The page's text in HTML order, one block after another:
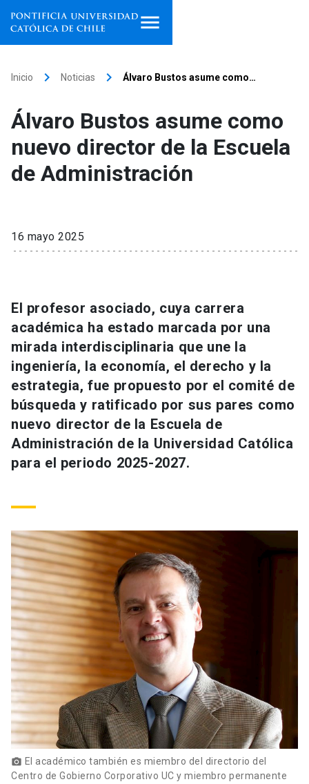
Facultades, escuelas e
institutos
Investigación
Extensión
Universidad
Información para keyboard_arrow_down
Futuros estudiantes
Estudiantes
Académicos
Padres y familia
Vecinos launch
Go to english site launch
ACCESOS DIRECTOS
Admisión launch
Correo UC
Mi Portal UC launch
Medios Biblioteca launch
Donaciones launch
Inicio keyboard_arrow_right Noticias keyboard_arrow_right Álvaro Bustos asume como…
Álvaro Bustos asume como
nuevo director de la Escuela
de Administración
16 mayo 2025
El profesor asociado, cuya carrera
académica ha estado marcada por una
mirada interdisciplinaria que une la
ingeniería, la economía, el derecho y la
estrategia, fue propuesto por el comité de
búsqueda y ratificado por sus pares como
nuevo director de la Escuela de
Administración de la Universidad Católica
para el periodo 2025-2027.
photo_camera El académico también es miembro del directorio del
Centro de Gobierno Corporativo UC y miembro permanente